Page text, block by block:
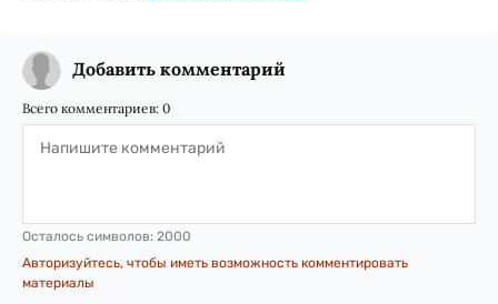
Добавить комментарий
Всего комментариев: 0
Осталось символов: 2000
Авторизуйтесь, чтобы иметь возможность комментировать
материалы